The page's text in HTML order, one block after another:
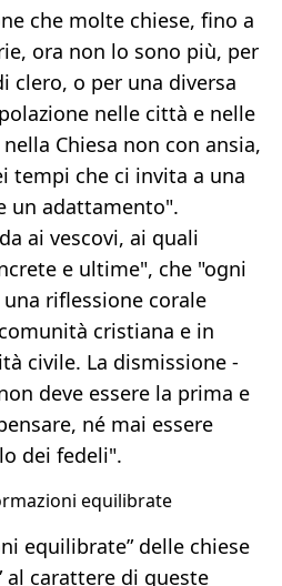
che molte chiese, fino a
ora non lo sono più, per
clero, o per una diversa
nelle città e nelle
Chiesa non con ansia,
tempi che ci invita a una
un adattamento".
ai vescovi, ai quali
e ultime", che "ogni
riflessione corale
cristiana e in
civile. La dismissione -
deve essere la prima e
né mai essere
dei fedeli".
equilibrate
equilibrate” delle chiese
al carattere di queste